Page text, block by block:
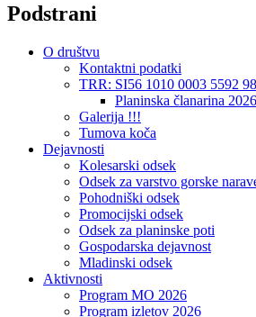
Podstrani
O društvu
Kontaktni podatki
TRR: SI56 1010 0003 5592
Planinska članarina
Galerija !!!
Tumova koča
Dejavnosti
Kolesarski odsek
Odsek za varstvo gorske
Pohodniški odsek
Promocijski odsek
Odsek za planinske poti
Gospodarska dejavnost
Mladinski odsek
Aktivnosti
Program MO 2026
Program izletov 2026